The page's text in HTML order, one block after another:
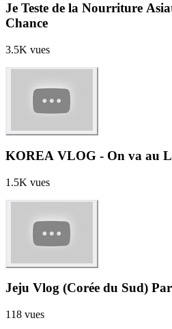
Je Teste de la Nourriture
Chance
3.5K vues
1.5K vues
118 vues